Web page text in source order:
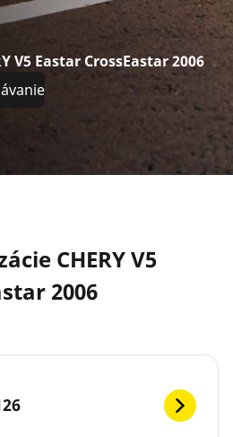
V5 Eastar CrossEastar 2006
CHERY V5
2006